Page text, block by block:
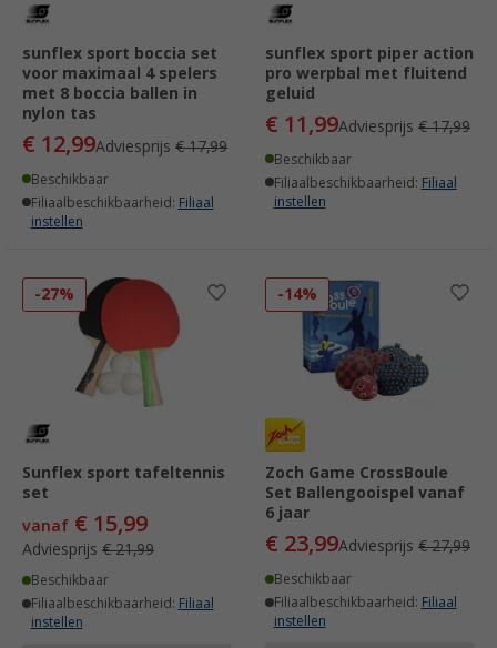
sunflex sport boccia set
voor maximaal 4 spelers
met 8 boccia ballen in
nylon tas
€ 12,99Adviesprijs € 17,99
Beschikbaar
Filiaalbeschikbaarheid: Filiaal
instellen
sunflex sport piper action
pro werpbal met fluitend
geluid
€ 11,99Adviesprijs € 17,99
Beschikbaar
Filiaalbeschikbaarheid: Filiaal
instellen
-27%
Sunflex sport tafeltennis
set
vanaf € 15,99
Adviesprijs € 21,99
Beschikbaar
Filiaalbeschikbaarheid: Filiaal
instellen
-14%
Zoch Game CrossBoule
Set Ballengooispel vanaf
6 jaar
€ 23,99Adviesprijs € 27,99
Beschikbaar
Filiaalbeschikbaarheid: Filiaal
instellen